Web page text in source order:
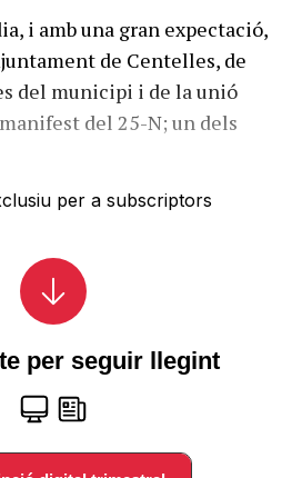
i amb una gran expectació,
de Centelles, de
del municipi i de la unió
del 25-N; un dels
per a subscriptors